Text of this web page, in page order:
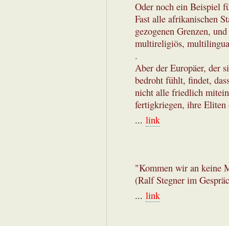
Oder noch ein Beispiel
Fast alle afrikanischen
gezogenen Grenzen,
multireligiös,
.
Aber der Europäer, der
bedroht fühlt, findet,
nicht alle friedlich
fertigkriegen, ihre
... link
"Kommen wir an keine
(Ralf Stegner im
... link